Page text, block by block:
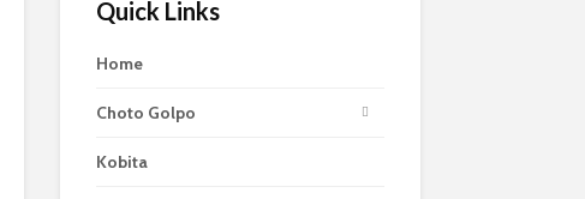
Quick Links
Home
Choto Golpo
Kobita